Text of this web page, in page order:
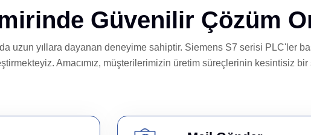
Güvenilir Çözüm
uzun yıllara dayanan deneyime sahiptir. Siemens S7 serisi PLC'ler
Amacımız, müşterilerimizin üretim süreçlerinin kesintisiz bir